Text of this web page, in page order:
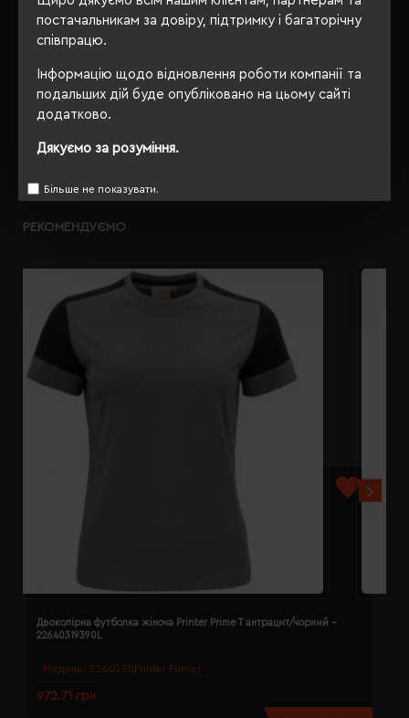
постачальникам за довіру, підтримку і багаторічну
співпрацю.
Інформацію щодо відновлення роботи компанії та
подальших дій буде опубліковано на цьому сайті
додатково.
Дякуємо за розуміння.
Більше не показувати.
PETA-Approved Vegan
ОПИС
РЕКОМЕНДУЄМО
Модель: 2264031(Printer Prime)
Двоколірна футболка жіноча Printer Prime T антрацит/чорний -
22640319390L
972.71 грн